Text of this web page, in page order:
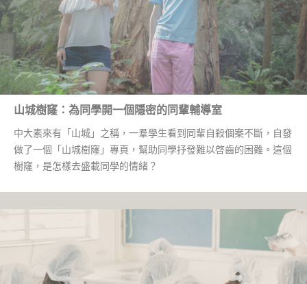
山城樹窿：為同學開一個隱密的同輩輔導室
中大素來有「山城」之稱，一羣學生看到同輩自殺個案不斷，自發
做了一個「山城樹窿」專頁，幫助同學抒發難以啓齒的困難。這個
樹窿，是怎樣去盛載同學的情緒？